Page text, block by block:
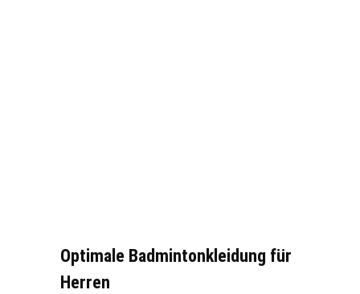
Optimale Badmintonkleidung für
Herren